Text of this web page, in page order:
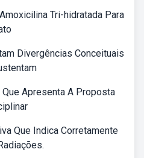
Tri-hidratada Para
Divergências Conceituais
Apresenta A Proposta
Que Indica Corretamente